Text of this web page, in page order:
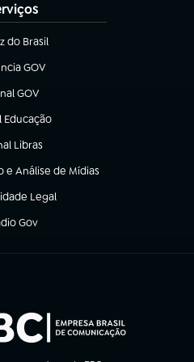
do Brasil
em nova aba)
GOV
em nova aba)
GOV
em nova aba)
Educação
nova aba)
Libras
em nova aba)
Análise de Mídias
Legal
nova aba)
Gov
em nova aba)